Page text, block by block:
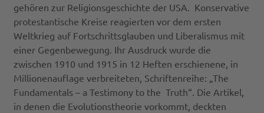
gehören zur Religionsgeschichte der USA. Konservative
protestantische Kreise reagierten vor dem ersten
Weltkrieg auf Fortschrittsglauben und Liberalismus mit
einer Gegenbewegung. Ihr Ausdruck wurde die
zwischen 1910 und 1915 in 12 Heften erschienene, in
Millionenauflage verbreiteten, Schriftenreihe: „The
Fundamentals – a Testimony to the Truth“. Die Artikel,
in denen die Evolutionstheorie vorkommt, deckten